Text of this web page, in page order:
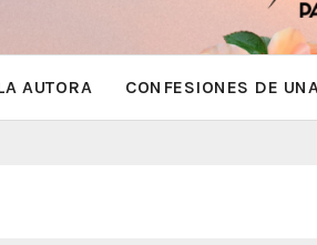
AUTORA CONFESIONES DE